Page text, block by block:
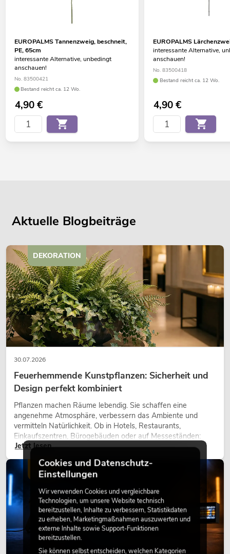
EUROPALMS Tannenzweig, beschneit,
PE, 65cm
interessante Alternative, unbedingt
anschauen!
No. 83500421
Bestand reicht ca. 12 Wo.
4,90€
EUROPALMS
interessante Alternative,
anschauen!
No. 83500418
Bestand reicht ca. 12 Wo.
4,90€
Aktuelle Blogbeiträge
30.07.2026
Feuerhemmende Kunstpflanzen: Sicherheit und
Design perfekt kombiniert
Pflanzen machen Räume lebendig. Sie schaffen eine
angenehme Atmosphäre, verbessern das Ambiente und
vermitteln Natürlichkeit. Ob in Hotels, Restaurants,
Einkaufszentren, Bürogebäuden oder auf Messeständen:
eine hochwertige Begrünung gehört heute längst zum
modernen Raumkonzept.
Jetzt lesen
DEKORATION
LICHT
Cookies und Datenschutz-
Einstellungen
Wir verwenden Cookies und vergleichbare
Technologien, um unsere Website technisch
bereitzustellen, Inhalte zu verbessern, Statistikdaten
zu erheben, Marketingmaßnahmen auszuwerten und
externe Inhalte sowie Support-Funktionen
bereitzustellen.
Sie können selbst entscheiden, welchen Kategorien